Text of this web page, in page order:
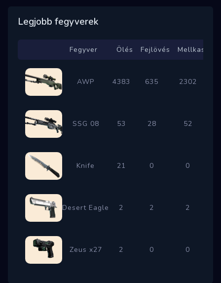
Legjobb fegyverek
Fegyver Ölés Fejlövés Mellkas
AWP 4383 635 2302
SSG 08 53 28 52
Knife 21 0 0
Desert Eagle 2 2 2
Zeus x27 2 0 0